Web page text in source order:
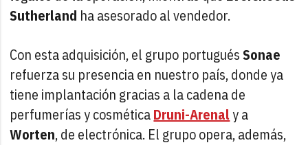
Sutherland ha asesorado al vendedor.
Con esta adquisición, el grupo portuguésSonae
refuerza su presencia en nuestro país, donde ya
tiene implantación gracias a la cadena de
perfumerías y cosméticaDruni-Arenaly a
Worten, de electrónica. El grupo opera, además,